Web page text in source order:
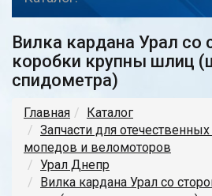
Вилка кардана Урал со
коробки крупны шлиц
спидометра)
Главная
Каталог
Запчасти для
мопедов и веломоторов
Урал Днепр
Вилка кардана Урал со